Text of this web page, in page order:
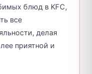
блюд в KFC,
все
делая
приятной и